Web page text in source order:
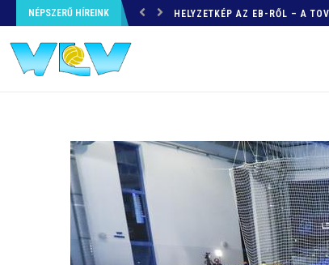
NÉPSZERŰ HÍREINK HELYZETKÉP AZ EB-RŐL – A